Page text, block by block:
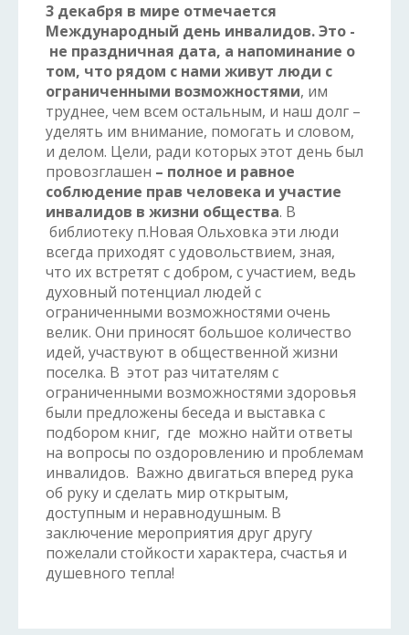
3 декабря в мире отмечается
Международный день инвалидов. Это -
не праздничная дата, а напоминание о
том, что рядом с нами живут люди с
ограниченными возможностями, им
труднее, чем всем остальным, и наш долг –
уделять им внимание, помогать и словом,
и делом. Цели, ради которых этот день был
провозглашен – полное и равное
соблюдение прав человека и участие
инвалидов в жизни общества. В
библиотеку п.Новая Ольховка эти люди
всегда приходят с удовольствием, зная,
что их встретят с добром, с участием, ведь
духовный потенциал людей с
ограниченными возможностями очень
велик. Они приносят большое количество
идей, участвуют в общественной жизни
поселка. В этот раз читателям с
ограниченными возможностями здоровья
были предложены беседа и выставка с
подбором книг, где можно найти ответы
на вопросы по оздоровлению и проблемам
инвалидов. Важно двигаться вперед рука
об руку и сделать мир открытым,
доступным и неравнодушным. В
заключение мероприятия друг другу
пожелали стойкости характера, счастья и
душевного тепла!